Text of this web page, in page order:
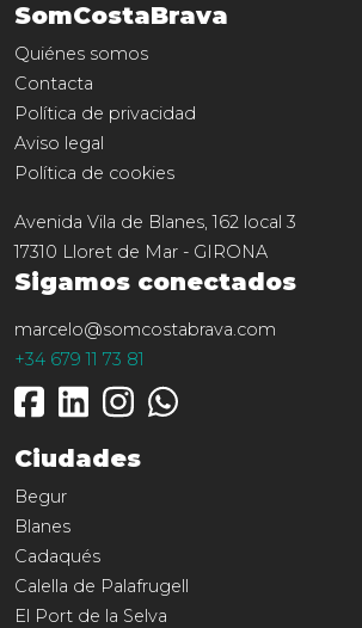
SomCostaBrava
Quiénes somos
Contacta
Política de privacidad
Aviso legal
Política de cookies
Avenida Vila de Blanes, 162 local 3
17310 Lloret de Mar - GIRONA
Sigamos conectados
marcelo@somcostabrava.com
+34 679 11 73 81
Ciudades
Begur
Blanes
Cadaqués
Calella de Palafrugell
El Port de la Selva